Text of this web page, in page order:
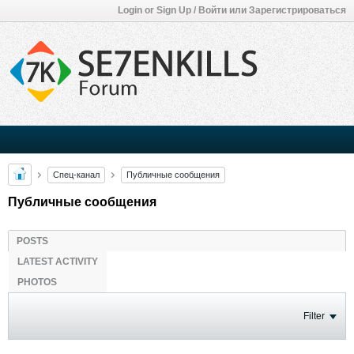
Login or Sign Up / Войти или Зарегистрироваться
Спец-канал Публичные сообщения
Публичные сообщения
POSTS
LATEST ACTIVITY
PHOTOS
Filter